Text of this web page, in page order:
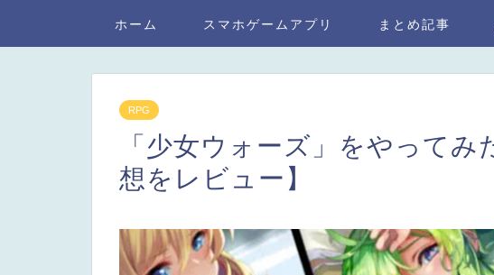
ホーム スマホゲームアプリ まとめ記事
RPG
「少女ウォーズ」をやってみ
想をレビュー】